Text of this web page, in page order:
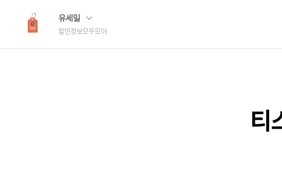
유세일
할인정보모두모아
티